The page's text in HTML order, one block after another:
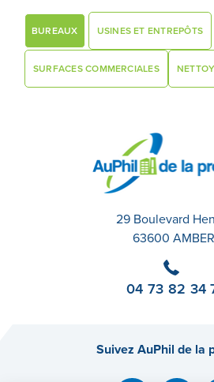
BUREAUX USINES ET ENTREPÔTS
SURFACES COMMERCIALES
29 Boulevard
63600
04 73 82 34
Suivez AuPhil de la